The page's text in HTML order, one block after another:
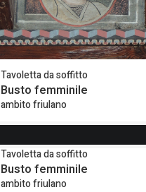
Tavoletta da soffitto
Busto femminile
ambito friulano
Tavoletta da soffitto
Busto femminile
ambito friulano